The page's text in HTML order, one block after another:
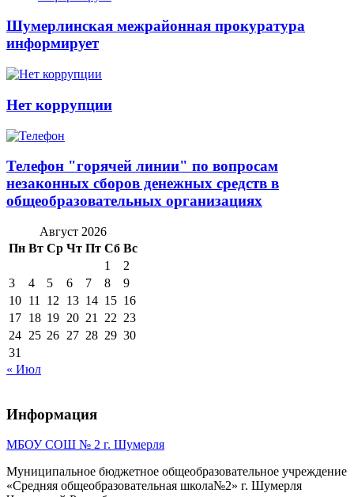
Шумерлинская межрайонная прокуратура
информирует
Нет коррупции
Телефон "горячей линии" по вопросам
незаконных сборов денежных средств в
общеобразовательных организациях
Август 2026
Пн Вт Ср Чт Пт Сб Вс
1
2
3
4 5 6 7 8
9
10 11 12 13 14 15 16
17 18 19 20 21 22 23
24 25 26 27 28 29 30
31
« Июл
Информация
МБОУ СОШ № 2 г. Шумерля
Муниципальное бюджетное общеобразовательное учреждение
«Средняя общеобразовательная школа№2» г. Шумерля